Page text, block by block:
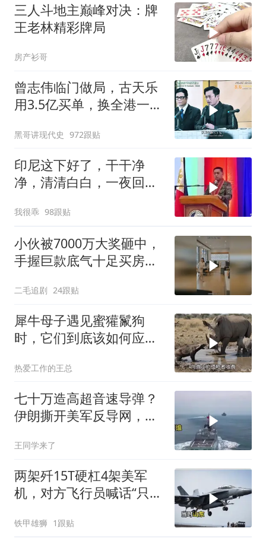
三人斗地主巅峰对决：牌
王老林精彩牌局
房产衫哥
曾志伟临门做局，古天乐
用3.5亿买单，换全港一声
黑哥讲现代史 972跟贴
印尼这下好了，干干净
净，清清白白，一夜回到
我很乖 98跟贴
小伙被7000万大奖砸中，
手握巨款底气十足买房不
二毛追剧 24跟贴
犀牛母子遇见蜜獾鬣狗
时，它们到底该如何应
热爱工作的王总
七十万造高超音速导弹？
伊朗撕开美军反导网，炸
王同学来了
两架歼15T硬杠4架美军
机，对方飞行员喊话“只想
铁甲雄狮 1跟贴